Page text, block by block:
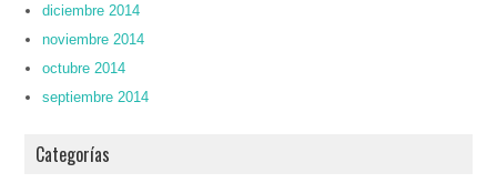
diciembre 2014
noviembre 2014
octubre 2014
septiembre 2014
Categorías